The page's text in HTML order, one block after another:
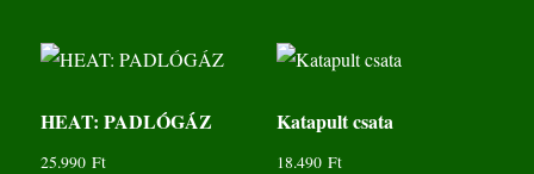
HEAT: PADLÓGÁZ
25.990Ft
Katapult csata
18.490 Ft